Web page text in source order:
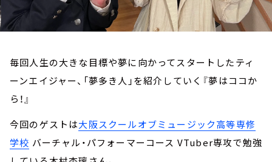
毎回人生の大きな目標や夢に向かってスタートしたティ
ーンエイジャー、「夢多き人」を紹介していく『夢はココか
ら！』
今回のゲストは大阪スクールオブミュージック高等専修
学校 バーチャル・パフォーマーコース VTuber専攻で勉強